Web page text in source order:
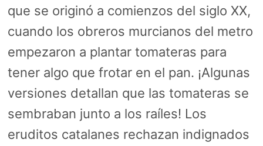
que se originó a comienzos del siglo XX,
cuando los obreros murcianos del metro
empezaron a plantar tomateras para
tener algo que frotar en el pan. ¡Algunas
versiones detallan que las tomateras se
sembraban junto a los raíles! Los
eruditos catalanes rechazan indignados